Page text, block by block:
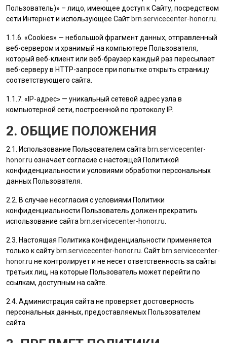
Пользователь)» – лицо, имеющее доступ к Сайту, посредством
сети Интернет и использующее Сайт brn.servicecenter-honor.ru
1.1.6. «Cookies» — небольшой фрагмент данных, отправленный
веб-сервером и хранимый на компьютере Пользователя,
который веб-клиент или веб-браузер каждый раз пересылает
веб-серверу в HTTP-запросе при попытке открыть страницу
соответствующего сайта.
1.1.7. «IP-адрес» — уникальный сетевой адрес узла в
компьютерной сети, построенной по протоколу IP.
2. ОБЩИЕ ПОЛОЖЕНИЯ
2.1. Использование Пользователем сайта brn.servicecenter-
honor.ru означает согласие с настоящей Политикой
конфиденциальности и условиями обработки персональных
данных Пользователя
2.2. В случае несогласия с условиями Политики
конфиденциальности Пользователь должен прекратить
использование сайта brn.servicecenter-honor.ru
2.3. Настоящая Политика конфиденциальности применяется
только к сайту brn.servicecenter-honor.ru . Сайт brn.servicecenter-
honor.ru не контролирует и не несет ответственность за сайты
третьих лиц, на которые Пользователь может перейти по
ссылкам, доступным на сайте.
2.4. Администрация сайта не проверяет достоверность
персональных данных, предоставляемых Пользователем
сайта.